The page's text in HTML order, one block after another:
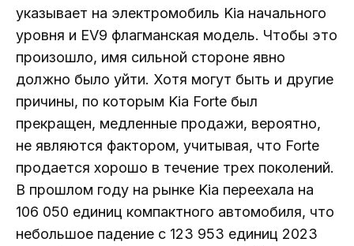
указывает на электромобиль Kia начального
уровня и EV9 флагманская модель. Чтобы это
произошло, имя сильной стороне явно
должно было уйти. Хотя могут быть и другие
причины, по которым Kia Forte был
прекращен, медленные продажи, вероятно,
не являются фактором, учитывая, что Forte
продается хорошо в течение трех поколений.
В прошлом году на рынке Kia переехала на
106 050 единиц компактного автомобиля, что
небольшое падение с 123 953 единиц 2023